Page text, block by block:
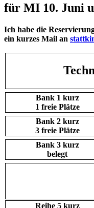
für MI 10. Juni
Ich habe die
ein kurzes Mail an
Bank 1 kurz
1 freie Plätze
Bank 2 kurz
3 freie Plätze
Bank 3 kurz
belegt
Reihe 5 kurz